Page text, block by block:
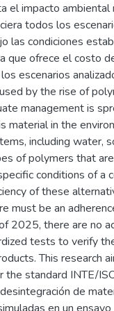
el impacto ambiental
todos los
las condiciones
que ofrece el costo
escenarios
by the rise of
management is
material in the
including water,
of polymers that are
conditions of a
of these
must be an
2025, there are no
tests to verify
This research
the standard INTE/
de